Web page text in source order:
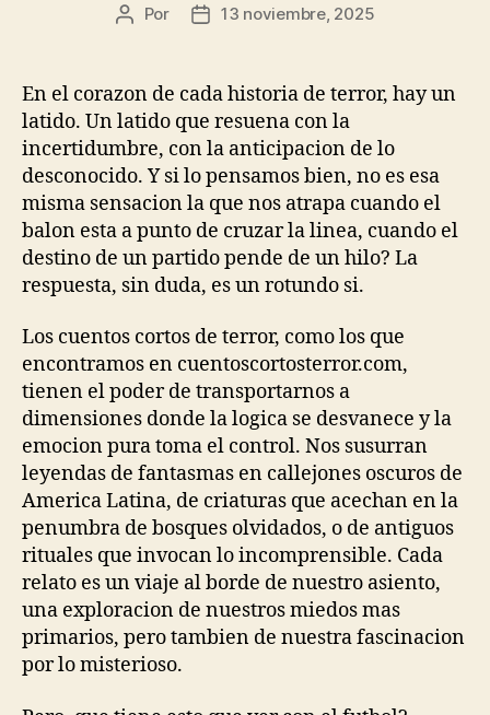
Autor
publicación
Por
Fecha
publicación
13 noviembre, 2025
En el corazon de cada historia de terror, hay un
latido. Un latido que resuena con la
incertidumbre, con la anticipacion de lo
desconocido. Y si lo pensamos bien, no es esa
misma sensacion la que nos atrapa cuando el
balon esta a punto de cruzar la linea, cuando el
destino de un partido pende de un hilo? La
respuesta, sin duda, es un rotundo si.
Los cuentos cortos de terror, como los que
encontramos en cuentoscortosterror.com,
tienen el poder de transportarnos a
dimensiones donde la logica se desvanece y la
emocion pura toma el control. Nos susurran
leyendas de fantasmas en callejones oscuros de
America Latina, de criaturas que acechan en la
penumbra de bosques olvidados, o de antiguos
rituales que invocan lo incomprensible. Cada
relato es un viaje al borde de nuestro asiento,
una exploracion de nuestros miedos mas
primarios, pero tambien de nuestra fascinacion
por lo misterioso.